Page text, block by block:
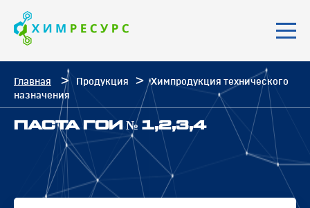
Главная Продукция
Химпродукция технического
назначения
ПАСТА ГОИ № 1,2,3,4